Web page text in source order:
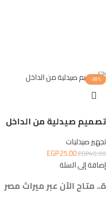
-38%
تصميم صيدلية من الداخل
تجهيز صيدليات
EGP40.00
EGP25.00
إضافة إلى السلة
متاح الآن عبر ميراث مصر